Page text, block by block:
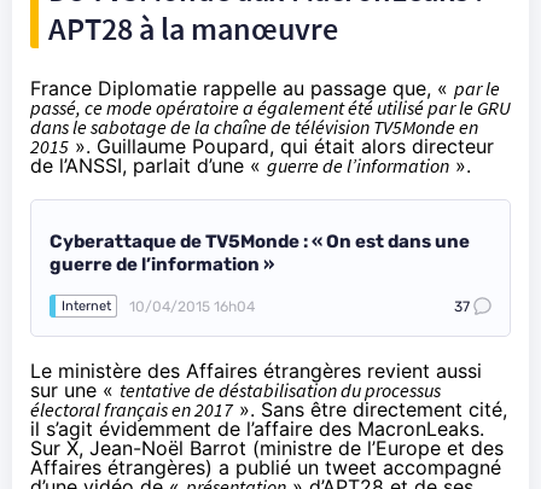
APT28 à la manœuvre
France Diplomatie rappelle au passage que, « par le
passé, ce mode opératoire a également été utilisé par le GRU
dans le sabotage de la chaîne de télévision TV5Monde en
2015 ». Guillaume Poupard, qui était alors directeur
de l’ANSSI, parlait d’une « guerre de l’information ».
Cyberattaque de TV5Monde : « On est dans une
guerre de l’information »
Internet 10/04/2015 16h04 37
Le ministère des Affaires étrangères revient aussi
sur une « tentative de déstabilisation du processus
électoral français en 2017». Sans être directement cité,
il s’agit évidemment de l’affaire des MacronLeaks.
Sur X, Jean-Noël Barrot (ministre de l’Europe et des
Affaires étrangères) a publié un tweet accompagné